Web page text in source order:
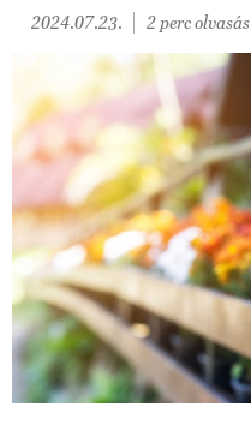
2024.07.23. 2 perc olvasás